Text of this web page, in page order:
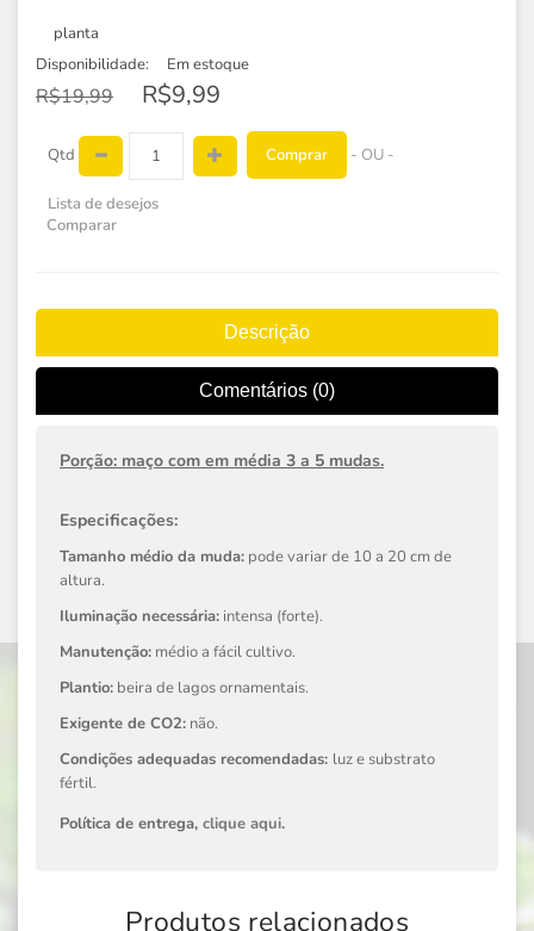
planta
Disponibilidade:
Em estoque
R$19,99 R$9,99
Qtd Comprar - OU -
Lista de desejos
Comparar
Descrição
Comentários (0)
Porção: maço com em média 3 a 5 mudas.
Especificações:
Tamanho médio da muda: pode variar de 10 a 20 cm de
altura.
Iluminação necessária: intensa (forte).
Manutenção: médio a fácil cultivo.
Plantio: beira de lagos ornamentais.
Exigente de CO2: não.
Condições adequadas recomendadas: luz e substrato
fértil.
Política de entrega, clique aqui.
Produtos relacionados